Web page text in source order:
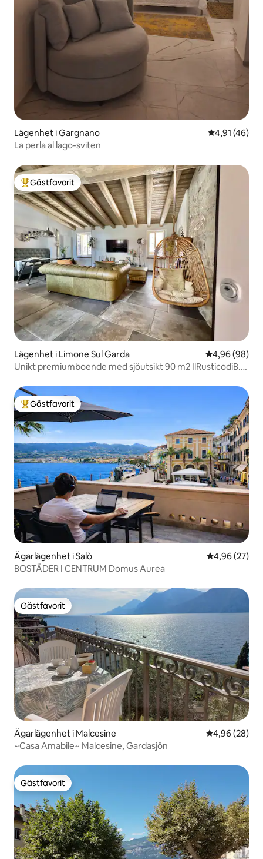
Lägenhet i Gargnano 4,91 av 5 i
4,91 (46)
La perla al lago-sviten
Populär gästfavorit
Gästfavorit
Lägenhet i Limone Sul Garda 4,96 av 5 i
4,96 (98)
Unikt premiumboende med sjöutsikt 90 m2 IlRusticodiB.
Populär gästfavorit
Gästfavorit
Ägarlägenhet i Salò 4,96 av 5 i
4,96 (27)
BOSTÄDER I CENTRUM Domus Aurea
Gästfavorit
Gästfavorit
Ägarlägenhet i Malcesine 4,96 av 5 i
4,96 (28)
~Casa Amabile~ Malcesine, Gardasjön
Gästfavorit
Gästfavorit